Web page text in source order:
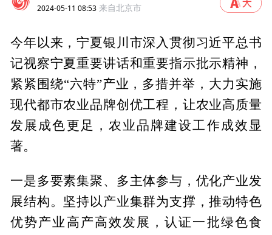
2024-05-11 08:53 来自北京市
今年以来，宁夏银川市深入贯彻习近平总书
记视察宁夏重要讲话和重要指示批示精神，
紧紧围绕“六特”产业，多措并举，大力实施
现代都市农业品牌创优工程，让农业高质量
发展成色更足，农业品牌建设工作成效显
著。
一是多要素集聚、多主体参与，优化产业发
展结构。坚持以产业集群为支撑，推动特色
优势产业高产高效发展，认证一批绿色食